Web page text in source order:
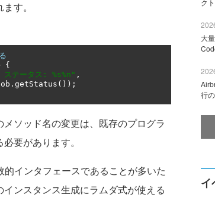
す。
{
テータス: %s%n" ,
. getStatus ());
ソッド名の変更は、既存のプログラ
要があります。
インタフェースであることが多いた
ンスタンス生成にラムダ式が使える
ク
大
行
イ